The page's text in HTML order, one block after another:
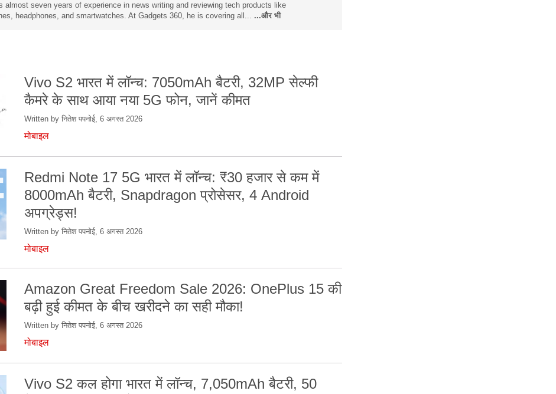
almost seven years of experience in news writing and reviewing tech products like
headphones, and smartwatches. At Gadgets 360, he is covering all... ...और भी
Vivo S2 भारत में लॉन्च: 7050mAh बैटरी, 32MP सेल्फी
कैमरे के साथ आया नया 5G फोन, जानें कीमत
Written by नितेश पपनोई, 6 अगस्त 2026
मोबाइल
Redmi Note 17 5G भारत में लॉन्च: ₹30 हजार से कम में
8000mAh बैटरी, Snapdragon प्रोसेसर, 4 Android
अपग्रेड्स!
Written by नितेश पपनोई, 6 अगस्त 2026
मोबाइल
Amazon Great Freedom Sale 2026: OnePlus 15 की
बढ़ी हुई कीमत के बीच खरीदने का सही मौका!
Written by नितेश पपनोई, 6 अगस्त 2026
मोबाइल
Vivo S2 कल होगा भारत में लॉन्च, 7,050mAh बैटरी, 50